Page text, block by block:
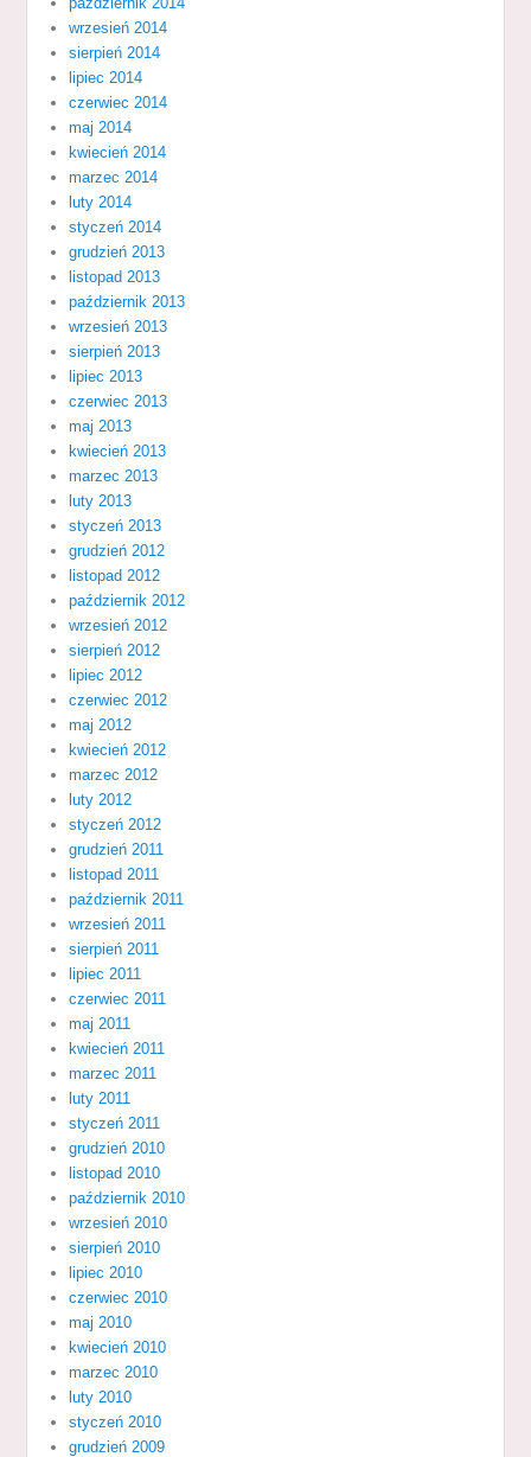
wrzesień 2014
sierpień 2014
lipiec 2014
czerwiec 2014
maj 2014
kwiecień 2014
marzec 2014
luty 2014
styczeń 2014
grudzień 2013
listopad 2013
październik 2013
wrzesień 2013
sierpień 2013
lipiec 2013
czerwiec 2013
maj 2013
kwiecień 2013
marzec 2013
luty 2013
styczeń 2013
grudzień 2012
listopad 2012
październik 2012
wrzesień 2012
sierpień 2012
lipiec 2012
czerwiec 2012
maj 2012
kwiecień 2012
marzec 2012
luty 2012
styczeń 2012
grudzień 2011
listopad 2011
październik 2011
wrzesień 2011
sierpień 2011
lipiec 2011
czerwiec 2011
maj 2011
kwiecień 2011
marzec 2011
luty 2011
styczeń 2011
grudzień 2010
listopad 2010
październik 2010
wrzesień 2010
sierpień 2010
lipiec 2010
czerwiec 2010
maj 2010
kwiecień 2010
marzec 2010
luty 2010
styczeń 2010
grudzień 2009